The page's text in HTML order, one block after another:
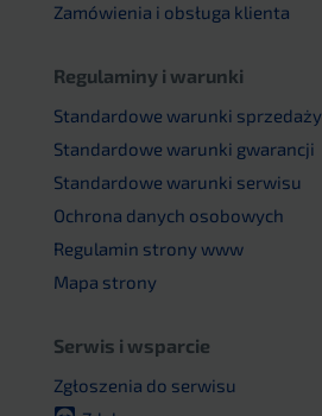
Zamówienia i obsługa klienta
Regulaminy i warunki
Standardowe warunki sprzedaży
Standardowe warunki gwarancji
Standardowe warunki serwisu
Ochrona danych osobowych
Regulamin strony www
Mapa strony
Serwis i wsparcie
Zgłoszenia do serwisu